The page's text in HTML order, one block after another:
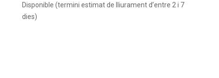
Disponible (termini estimat de lliurament d’entre 2 i 7
dies)